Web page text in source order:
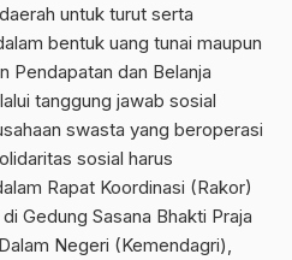
untuk turut serta
bentuk uang tunai maupun
Pendapatan dan Belanja
tanggung jawab sosial
swasta yang beroperasi
sosial harus
Rapat Koordinasi (Rakor)
Gedung Sasana Bhakti Praja
Negeri (Kemendagri),